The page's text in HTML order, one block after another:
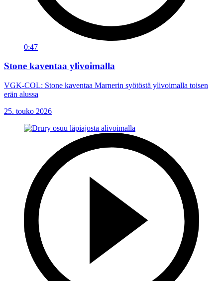
0:47
Stone kaventaa ylivoimalla
VGK-COL: Stone kaventaa Marnerin syötöstä ylivoimalla toisen
erän alussa
25. touko 2026